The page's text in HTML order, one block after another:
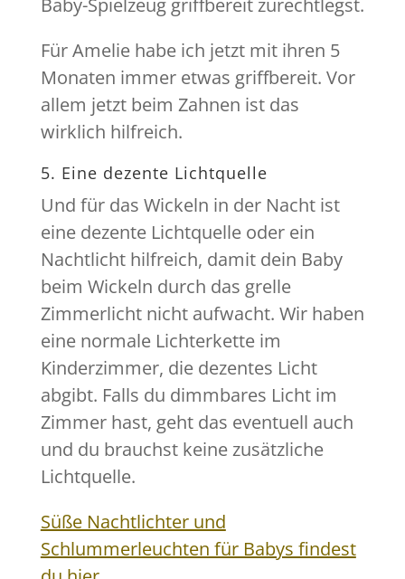
Für Amelie habe ich jetzt mit ihren 5
Monaten immer etwas griffbereit. Vor
allem jetzt beim Zahnen ist das
wirklich hilfreich.
5. Eine dezente Lichtquelle
Und für das Wickeln in der Nacht ist
eine dezente Lichtquelle oder ein
Nachtlicht hilfreich, damit dein Baby
beim Wickeln durch das grelle
Zimmerlicht nicht aufwacht. Wir haben
eine normale Lichterkette im
Kinderzimmer, die dezentes Licht
abgibt. Falls du dimmbares Licht im
Zimmer hast, geht das eventuell auch
und du brauchst keine zusätzliche
Lichtquelle.
Süße Nachtlichter und
Schlummerleuchten für Babys findest